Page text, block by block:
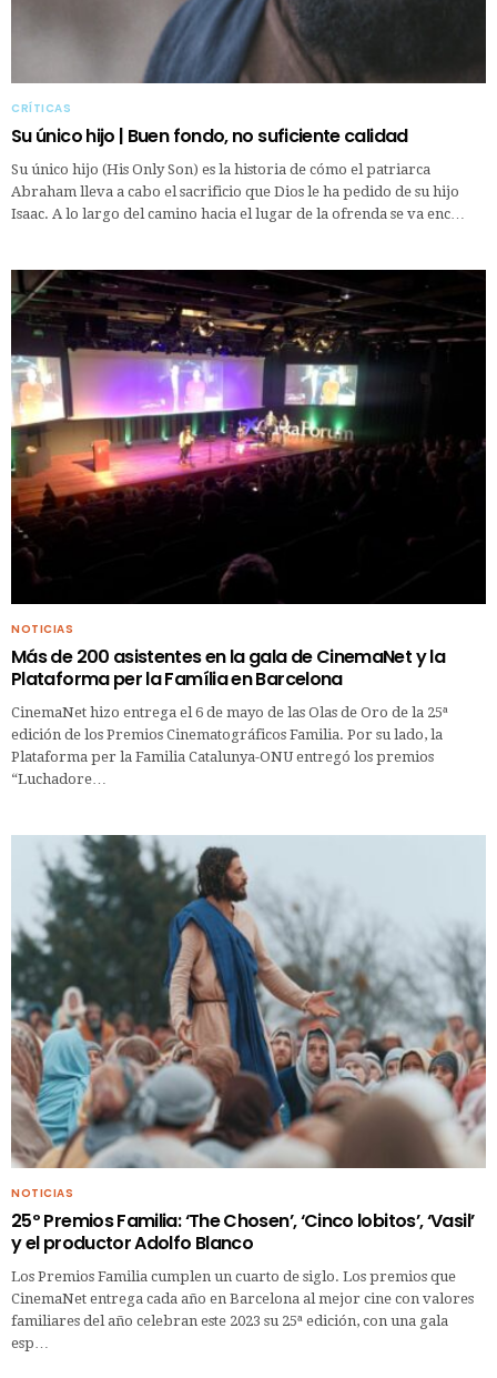
CRÍTICAS
Su único hijo | Buen fondo, no suficiente calidad
Su único hijo (His Only Son) es la historia de cómo el patriarca
Abraham lleva a cabo el sacrificio que Dios le ha pedido de su hijo
Isaac. A lo largo del camino hacia el lugar de la ofrenda se va enc…
NOTICIAS
Más de 200 asistentes en la gala de CinemaNet y la
Plataforma per la Família en Barcelona
CinemaNet hizo entrega el 6 de mayo de las Olas de Oro de la 25ª
edición de los Premios Cinematográficos Familia. Por su lado, la
Plataforma per la Familia Catalunya-ONU entregó los premios
“Luchadore…
NOTICIAS
25º Premios Familia: ‘The Chosen’, ‘Cinco lobitos’, ‘Vasil’
y el productor Adolfo Blanco
Los Premios Familia cumplen un cuarto de siglo. Los premios que
CinemaNet entrega cada año en Barcelona al mejor cine con valores
familiares del año celebran este 2023 su 25ª edición, con una gala
esp…